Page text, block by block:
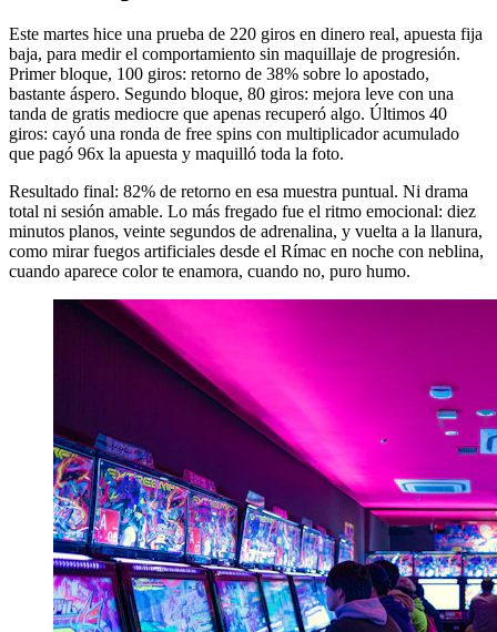
Este martes hice una prueba de 220 giros en dinero real, apuesta fija
baja, para medir el comportamiento sin maquillaje de progresión.
Primer bloque, 100 giros: retorno de 38% sobre lo apostado,
bastante áspero. Segundo bloque, 80 giros: mejora leve con una
tanda de gratis mediocre que apenas recuperó algo. Últimos 40
giros: cayó una ronda de free spins con multiplicador acumulado
que pagó 96x la apuesta y maquilló toda la foto.
Resultado final: 82% de retorno en esa muestra puntual. Ni drama
total ni sesión amable. Lo más fregado fue el ritmo emocional: diez
minutos planos, veinte segundos de adrenalina, y vuelta a la llanura,
como mirar fuegos artificiales desde el Rímac en noche con neblina,
cuando aparece color te enamora, cuando no, puro humo.